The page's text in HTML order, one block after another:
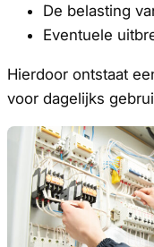
De belasting
Eventuele
Hierdoor ontstaat
voor dagelijks